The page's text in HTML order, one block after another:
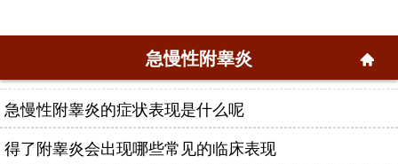
急慢性附睾炎
急慢性附睾炎的症状表现是什么呢
得了附睾炎会出现哪些常见的临床表现